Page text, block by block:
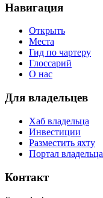
Навигация
Открыть
Места
Гид по чартеру
Глоссарий
О нас
Для владельцев
Хаб владельца
Инвестиции
Разместить яхту
Портал владельца
Контакт